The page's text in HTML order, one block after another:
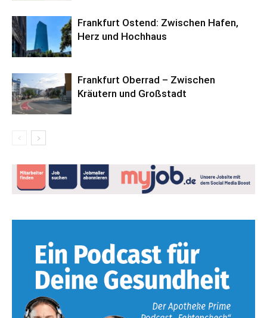
Frankfurt Ostend: Zwischen Hafen,
Herz und Hochhaus
Frankfurt Oberrad – Zwischen
Kräutern und Großstadt